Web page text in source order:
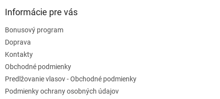
Informácie pre vás
Bonusový program
Doprava
Kontakty
Obchodné podmienky
Predlžovanie vlasov - Obchodné podmienky
Podmienky ochrany osobných údajov